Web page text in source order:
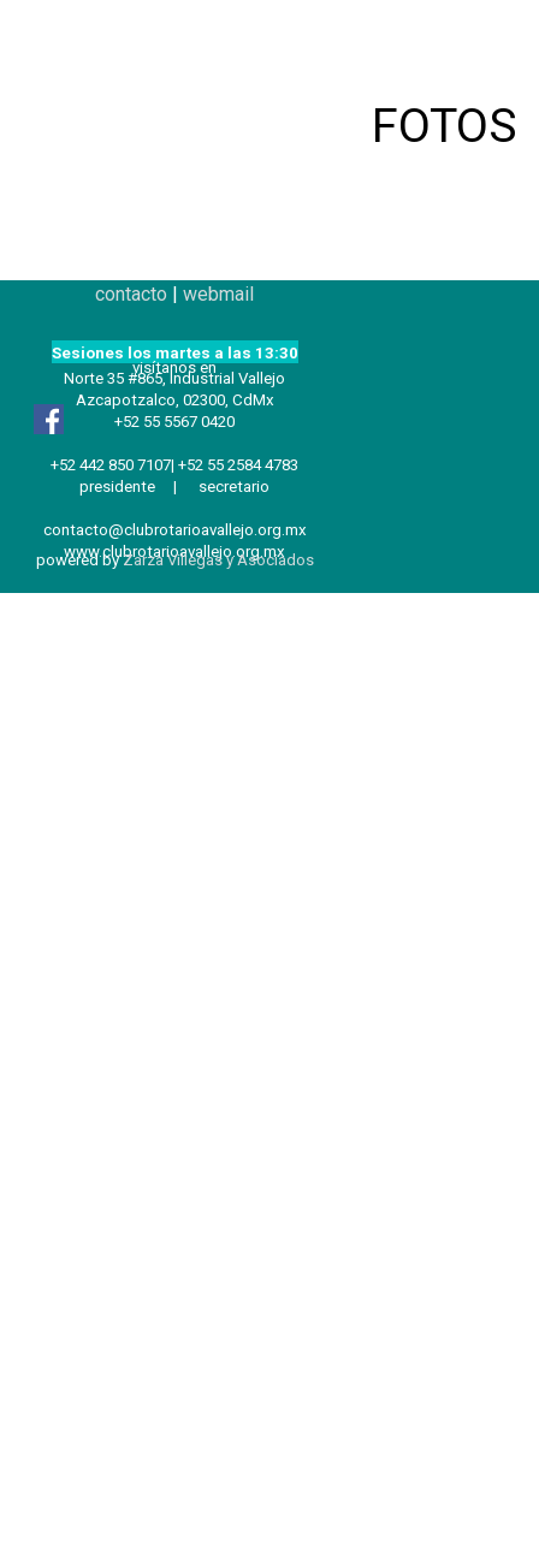
FOTOS
contacto | webmail
Sesiones los martes a las 13:30
Norte 35 #865, Industrial Vallejo
Azcapotzalco, 02300, CdMx
+52 55 5567 0420
+52 442 850 7107| +52 55 2584 4783
presidente | secretario
contacto@clubrotarioavallejo.org.mx
www.clubrotarioavallejo.org.mx
powered byZarza Villegas y Asociados
visítanos en